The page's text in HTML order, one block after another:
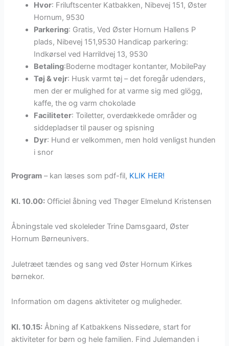
Hvor: Friluftscenter Katbakken, Nibevej 151, Øster
Hornum, 9530
Parkering: Gratis, Ved Øster Hornum Hallens P
plads, Nibevej 151,9530 Handicap parkering:
Indkørsel ved Harrildvej 13, 9530
Betaling:Boderne modtager kontanter, MobilePay
Tøj & vejr: Husk varmt tøj – det foregår udendørs,
men der er mulighed for at varme sig med glögg,
kaffe, the og varm chokolade
Faciliteter: Toiletter, overdækkede områder og
siddepladser til pauser og spisning
Dyr: Hund er velkommen, men hold venligst hunden
i snor
Program – kan læses som pdf-fil, KLIK HER!
Kl. 10.00: Officiel åbning ved Thøger Elmelund Kristensen
Åbningstale ved skoleleder Trine Damsgaard, Øster
Hornum Børneunivers.
Juletræet tændes og sang ved Øster Hornum Kirkes
børnekor.
Information om dagens aktiviteter og muligheder.
Kl. 10.15: Åbning af Katbakkens Nissedøre, start for
aktiviteter for børn og hele familien. Find Julemanden i